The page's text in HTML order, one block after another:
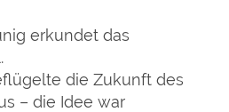
erkundet das
die Zukunft des
– die Idee war